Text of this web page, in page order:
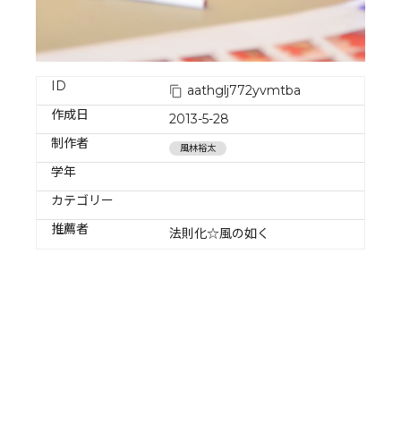
ID
aathglj772yvmtba
作成日
2013-5-28
制作者
風林裕太
学年
カテゴリー
推薦者
法則化☆風の如く